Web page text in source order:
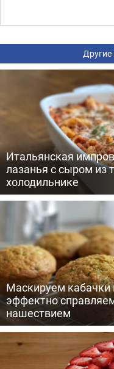
Другие
Итальянская
лазанья с сыром из
холодильнике
Маскируем кабачки
эффектно
нашествием